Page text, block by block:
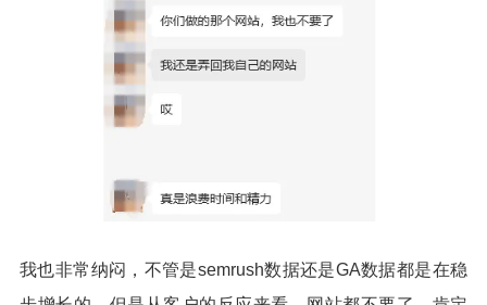
我也非常纳闷，不管是semrush数据还是GA数据都是在稳